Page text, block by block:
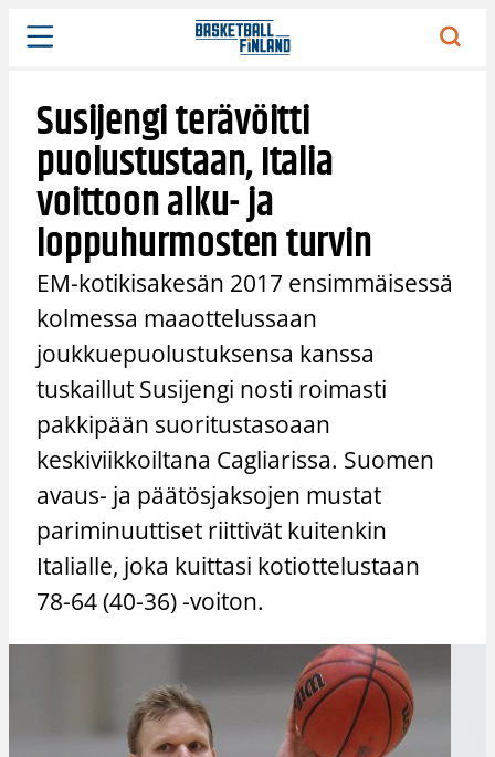
Siirry
sisältöön
Susijengi terävöitti
puolustustaan, Italia
voittoon alku- ja
loppuhurmosten turvin
EM-kotikisakesän 2017 ensimmäisessä
kolmessa maaottelussaan
joukkuepuolustuksensa kanssa
tuskaillut Susijengi nosti roimasti
pakkipään suoritustasoaan
keskiviikkoiltana Cagliarissa. Suomen
avaus- ja päätösjaksojen mustat
pariminuuttiset riittivät kuitenkin
Italialle, joka kuittasi kotiottelustaan
78-64 (40-36) -voiton.